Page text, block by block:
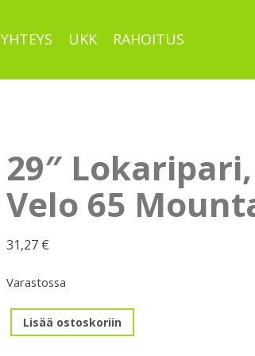
YHTEYS UKK RAHOITUS
29″ Lokaripari,
Velo 65
31,27 €
Varastossa
29"
Lokaripari,
Lisää ostoskoriin